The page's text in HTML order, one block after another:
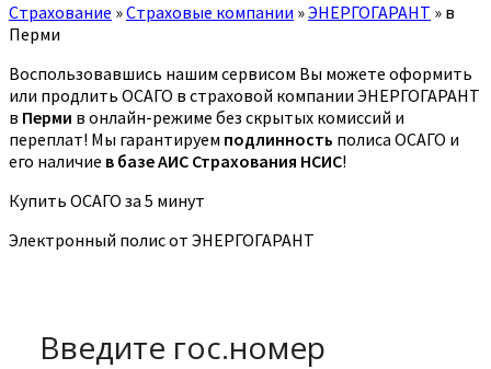
Страхование »Страховые компании »ЭНЕРГОГАРАНТ » в
Перми
Воспользовавшись нашим сервисом Вы можете оформить
или продлить ОСАГО в страховой компании ЭНЕРГОГАРАНТ
в Перми в онлайн-режиме без скрытых комиссий и
переплат! Мы гарантируем подлинность полиса ОСАГО и
его наличие в базе АИС Страхования НСИС!
Купить ОСАГО за 5 минут
Электронный полис от ЭНЕРГОГАРАНТ